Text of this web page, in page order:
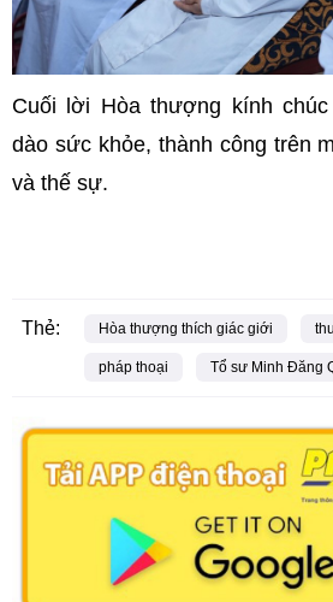
Cuối lời Hòa thượng kính
dào sức khỏe, thành công trên
và thế sự.
Thẻ: Hòa thượng thích giác giới
pháp thoại Tổ sư Minh Đăng